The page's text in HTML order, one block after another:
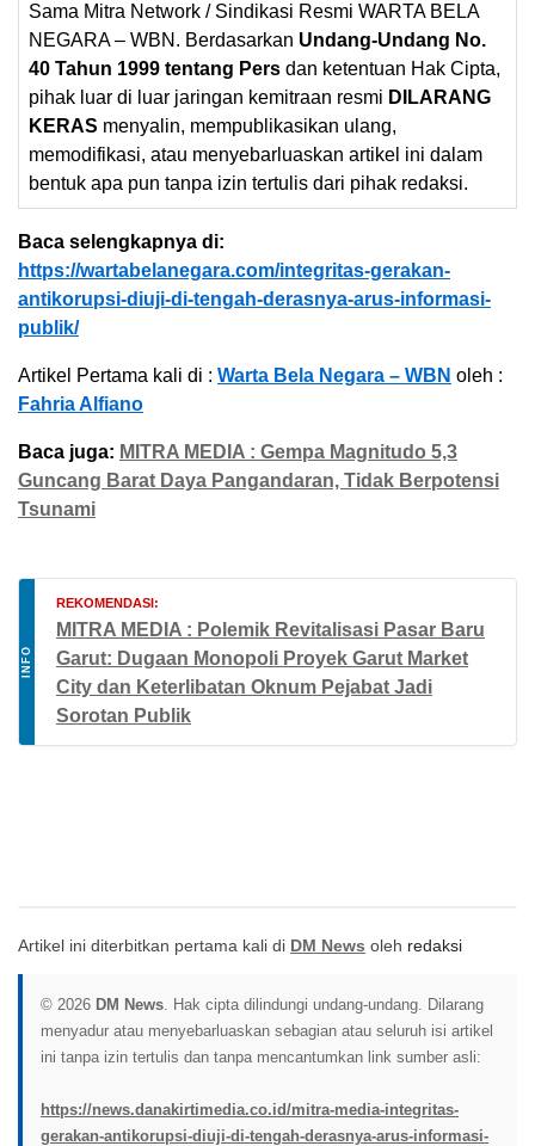
Sama Mitra Network / Sindikasi Resmi WARTA BELA
NEGARA – WBN. Berdasarkan Undang-Undang No.
40 Tahun 1999 tentang Pers dan ketentuan Hak Cipta,
pihak luar di luar jaringan kemitraan resmi DILARANG
KERAS menyalin, mempublikasikan ulang,
memodifikasi, atau menyebarluaskan artikel ini dalam
bentuk apa pun tanpa izin tertulis dari pihak redaksi.
Baca selengkapnya di:
https://wartabelanegara.com/integritas-gerakan-
antikorupsi-diuji-di-tengah-derasnya-arus-informasi-
publik/
Artikel Pertama kali di : Warta Bela Negara – WBN oleh :
Fahria Alfiano
Baca juga: MITRA MEDIA : Gempa Magnitudo 5,3
Guncang Barat Daya Pangandaran, Tidak Berpotensi
Tsunami
INFO
REKOMENDASI:
MITRA MEDIA : Polemik Revitalisasi Pasar Baru
Garut: Dugaan Monopoli Proyek Garut Market
City dan Keterlibatan Oknum Pejabat Jadi
Sorotan Publik
Artikel ini diterbitkan pertama kali di DM News oleh redaksi
© 2026 DM News. Hak cipta dilindungi undang-undang. Dilarang
menyadur atau menyebarluaskan sebagian atau seluruh isi artikel
ini tanpa izin tertulis dan tanpa mencantumkan link sumber asli:
https://news.danakirtimedia.co.id/mitra-media-integritas-
gerakan-antikorupsi-diuji-di-tengah-derasnya-arus-informasi-